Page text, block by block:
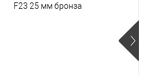
F23 25 мм бронза